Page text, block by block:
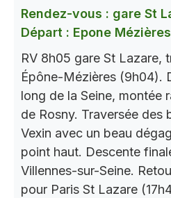
Rendez-vous : gare St
Départ : Epone Mézières
RV 8h05 gare St Lazare,
Épône-Mézières (9h04).
long de la Seine, montée
de Rosny. Traversée des
Vexin avec un beau
point haut. Descente
Villennes-sur-Seine.
pour Paris St Lazare